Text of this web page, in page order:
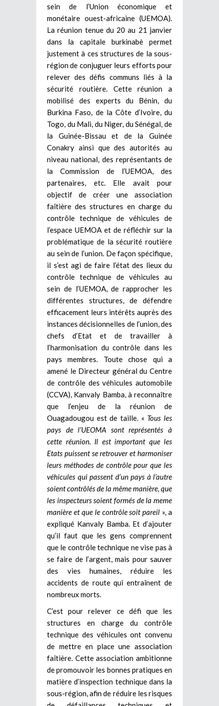
sein de l’Union économique et
monétaire ouest-africaine (UEMOA).
La réunion tenue du 20 au 21 janvier
dans la capitale burkinabè permet
justement à ces structures de la sous-
région de conjuguer leurs efforts pour
relever des défis communs liés à la
sécurité routière. Cette réunion a
mobilisé des experts du Bénin, du
Burkina Faso, de la Côte d’Ivoire, du
Togo, du Mali, du Niger, du Sénégal, de
la Guinée-Bissau et de la Guinée
Conakry ainsi que des autorités au
niveau national, des représentants de
la Commission de l’UEMOA, des
partenaires, etc. Elle avait pour
objectif de créer une association
faîtière des structures en charge du
contrôle technique de véhicules de
l’espace UEMOA et de réfléchir sur la
problématique de la sécurité routière
au sein de l’union. De façon spécifique,
il s’est agi de faire l’état des lieux du
contrôle technique de véhicules au
sein de l’UEMOA, de rapprocher les
différentes structures, de défendre
efficacement leurs intérêts auprès des
instances décisionnelles de l’union, des
chefs d’Etat et de travailler à
l’harmonisation du contrôle dans les
pays membres. Toute chose qui a
amené le Directeur général du Centre
de contrôle des véhicules automobile
(CCVA), Kanvaly Bamba, à reconnaître
que l’enjeu de la réunion de
Ouagadougou est de taille. « Tous les
pays de l’UEOMA sont représentés à
cette réunion. Il est important que les
Etats puissent se retrouver et harmoniser
leurs méthodes de contrôle pour que les
véhicules qui passent d’un pays à l’autre
soient contrôlés de la même manière, que
les inspecteurs soient formés de la meme
manière et que le contrôle soit pareil », a
expliqué Kanvaly Bamba. Et d’ajouter
qu’il faut que les gens comprennent
que le contrôle technique ne vise pas à
se faire de l’argent, mais pour sauver
des vies humaines, réduire les
accidents de route qui entraînent de
nombreux morts.
C’est pour relever ce défi que les
structures en charge du contrôle
technique des véhicules ont convenu
de mettre en place une association
faîtière. Cette association ambitionne
de promouvoir les bonnes pratiques en
matière d’inspection technique dans la
sous-région, afin de réduire les risques